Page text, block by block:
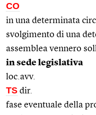
CO
in una determinata
svolgimento di una
assemblea vennero
in sede legislativa
loc.avv.
TS dir.
fase eventuale della